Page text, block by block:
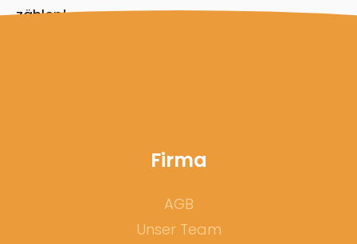
zählen!
Firma
AGB
Unser Team